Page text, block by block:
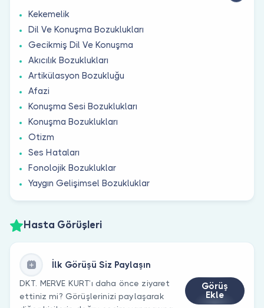
Kekemelik
Dil Ve Konuşma Bozuklukları
Gecikmiş Dil Ve Konuşma
Akıcılık Bozuklukları
Artikülasyon Bozukluğu
Afazi
Konuşma Sesi Bozuklukları
Konuşma Bozuklukları
Otizm
Ses Hataları
Fonolojik Bozukluklar
Yaygın Gelişimsel Bozukluklar
Hasta Görüşleri
İlk Görüşü Siz Paylaşın
DKT. MERVE KURT’ı daha önce ziyaret
ettiniz mi? Görüşlerinizi paylaşarak
Görüş
Ekle